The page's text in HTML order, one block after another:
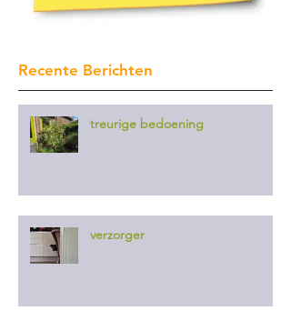
Recente Berichten
treurige bedoening
verzorger